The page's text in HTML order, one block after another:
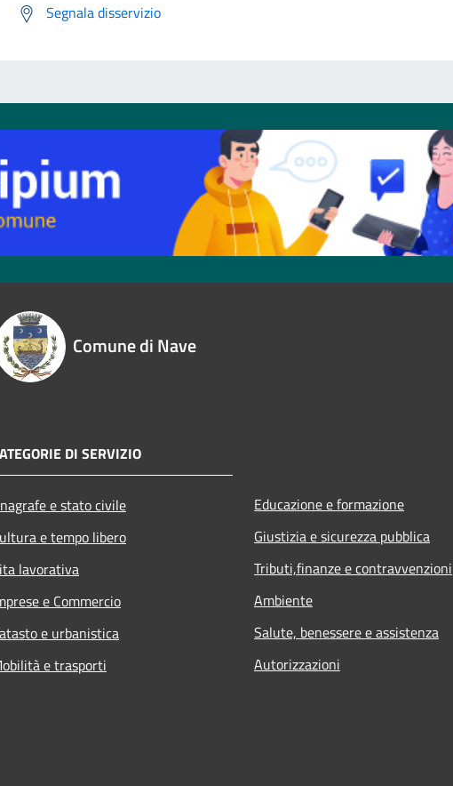
Segnala disservizio
Comune di Nave
DI SERVIZIO
e stato civile
e tempo libero
lavorativa
e Commercio
e urbanistica
e trasporti
Educazione e formazione
Giustizia e sicurezza pubblica
Tributi,finanze e contravvenzioni
Ambiente
Salute, benessere e assistenza
Autorizzazioni